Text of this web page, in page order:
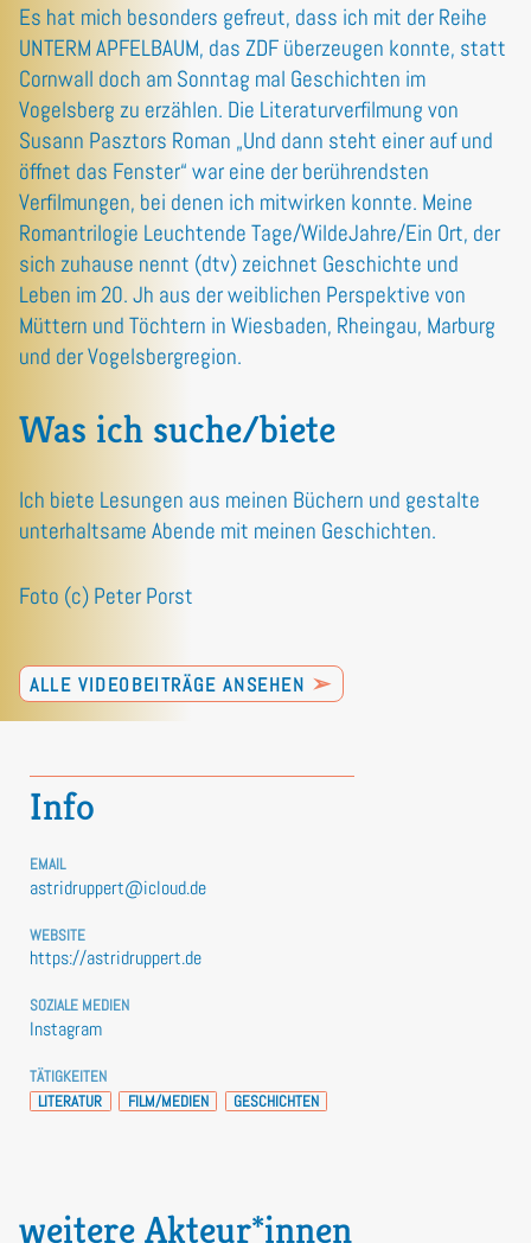
Es hat mich besonders gefreut, dass ich mit der Reihe
UNTERM APFELBAUM, das ZDF überzeugen konnte, statt
Cornwall doch am Sonntag mal Geschichten im
Vogelsberg zu erzählen. Die Literaturverfilmung von
Susann Pasztors Roman „Und dann steht einer auf und
öffnet das Fenster“ war eine der berührendsten
Verfilmungen, bei denen ich mitwirken konnte. Meine
Romantrilogie Leuchtende Tage/WildeJahre/Ein Ort, der
sich zuhause nennt (dtv) zeichnet Geschichte und
Leben im 20. Jh aus der weiblichen Perspektive von
Müttern und Töchtern in Wiesbaden, Rheingau, Marburg
und der Vogelsbergregion.
Was ich suche/biete
Ich biete Lesungen aus meinen Büchern und gestalte
unterhaltsame Abende mit meinen Geschichten.
Foto (c) Peter Porst
ALLE VIDEOBEITRÄGE ANSEHEN ➢
Info
EMAIL
astridruppert@icloud.de
WEBSITE
https://astridruppert.de
SOZIALE MEDIEN
Instagram
TÄTIGKEITEN
LITERATUR
FILM/MEDIEN GESCHICHTEN
weitere Akteur*innen